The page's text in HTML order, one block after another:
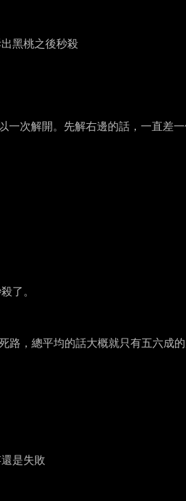
黑桃之後秒殺
次解開。先解右邊的話，一直差
了。
路，總平均的話大概就只有五六成
是失敗